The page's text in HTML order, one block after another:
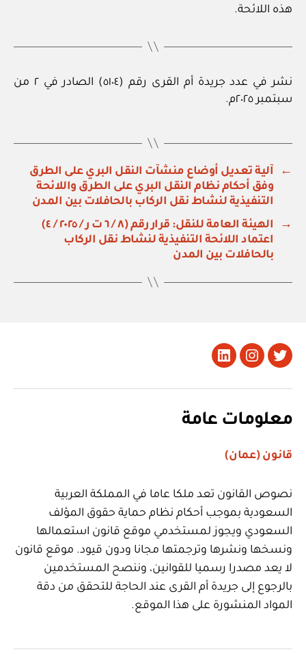
هذه اللائحة.
نشر في عدد جريدة أم القرى رقم (٥١٠٤) الصادر في ٢ من
سبتمبر ٢٠٢٥م.
←
آلية تعديل أوضاع منشآت النقل البري على الطرق
وفق أحكام نظام النقل البري على الطرق واللائحة
التنفيذية لنشاط نقل الركاب بالحافلات بين المدن
→
الهيئة العامة للنقل: قرار رقم (٨ / ٦ ت ر / ٢٠٢٥ / ٤)
اعتماد اللائحة التنفيذية لنشاط نقل الركاب
بالحافلات بين المدن
تويتر Instagram
LinkedIn
معلومات عامة
قانون (عمان)
نصوص القانون تعد ملكا عاما في المملكة العربية
السعودية بموجب أحكام نظام حماية حقوق المؤلف
السعودي ويجوز لمستخدمي موقع قانون استعمالها
ونسخها ونشرها وترجمتها مجانا ودون قيود. موقع قانون
لا يعد مصدرا رسميا للقوانين، وننصح المستخدمين
بالرجوع إلى جريدة أم القرى عند الحاجة للتحقق من دقة
المواد المنشورة على هذا الموقع.